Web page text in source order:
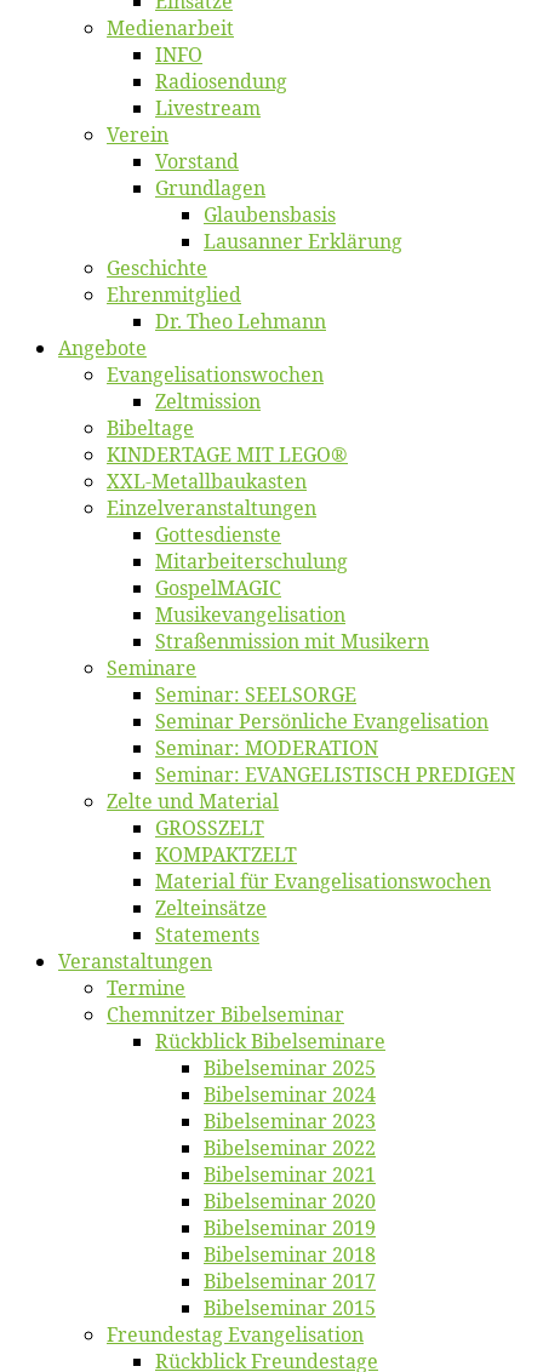
Me­di­en­ar­beit
INFO
Ra­dio­sen­dung
Live­stream
Ver­ein
Vor­stand
Grund­la­gen
Glaubens­ba­sis
Lausan­ner Erklärung
Ge­schich­te
Eh­ren­mit­glied
Dr. Theo Lehmann
An­ge­bo­te
Evangelisa­tions­wo­chen
Zelt­mis­si­on
Bi­bel­ta­ge
KINDERTAGE MIT LEGO®
XXL-Me­­tal­l­­bau­­kas­­ten
Einzelver­an­stal­tungen
Got­tes­diens­te
Mitarbeiter­schulung
Gos­pel­MA­GIC
Musikevan­ge­li­sa­tion
Straßenmis­sion mit Musikern
Se­mi­na­re
Se­mi­nar: SEELSORGE
Se­mi­nar Per­sön­li­che Evangelisation
Se­mi­nar: MODERATION
Se­mi­nar: EVANGELISTISCH PREDIGEN
Zel­te und Material
GROSSZELT
KOMPAKTZELT
Ma­te­ri­al für Evangelisationswochen
Zelt­ein­sät­ze
State­ments
Ver­an­stal­tun­gen
Ter­mi­ne
Chemnit­zer Bibelseminar
Rück­blick Bibelseminare
Bi­bel­se­mi­nar 2025
Bi­bel­se­mi­nar 2024
Bi­bel­se­mi­nar 2023
Bi­bel­se­mi­nar 2022
Bi­bel­se­mi­nar 2021
Bi­bel­se­mi­nar 2020
Bi­bel­se­mi­nar 2019
Bi­bel­se­mi­nar 2018
Bibelsemi­nar 2017
Bibelsemi­nar 2015
Freun­des­tag Evangelisation
Rück­blick Freundestage